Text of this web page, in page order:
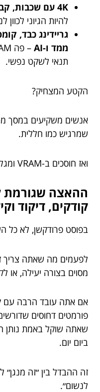
4K עם שכבות, קבצים כבדים ואפקטים
להיות הגיוני
ממד ו-AI
תנאי לשקט נפשי.
הקטע המצחיק?
אנשים משקיעים במסך
שמרגיש כמו חללית.
ואז חוסכים ב-VRAM ומגלים שהחללית נוסעת על דחיפה.
ההאצה שגורמת
קודקים, דיקוד
בפוסט פרודקשן, לא כל
לפעמים מה שאתה צריך
מסוים בצורה יעילה, או
אם אתה עובד הרבה עם
פורמטים דחוסים
שאתה שוקל באמת נותן
ביום יום.
זה ההבדל בין ״זה מנגן״
לנשום״.